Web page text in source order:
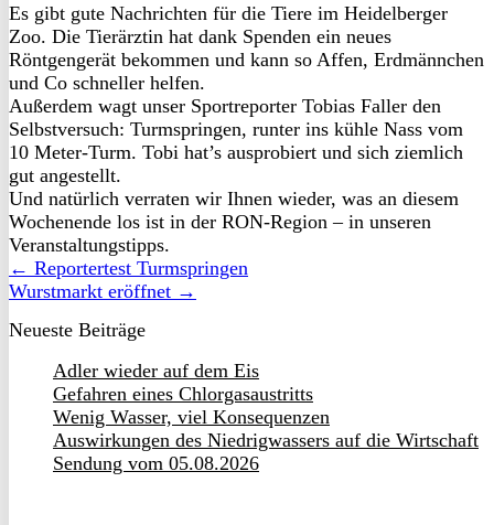
Es gibt gute Nachrichten für die Tiere im Heidelberger
Zoo. Die Tierärztin hat dank Spenden ein neues
Röntgengerät bekommen und kann so Affen, Erdmännchen
und Co schneller helfen.
Außerdem wagt unser Sportreporter Tobias Faller den
Selbstversuch: Turmspringen, runter ins kühle Nass vom
10 Meter-Turm. Tobi hat’s ausprobiert und sich ziemlich
gut angestellt.
Und natürlich verraten wir Ihnen wieder, was an diesem
Wochenende los ist in der RON-Region – in unseren
Veranstaltungstipps.
← Reportertest Turmspringen
Wurstmarkt eröffnet →
Neueste Beiträge
Adler wieder auf dem Eis
Gefahren eines Chlorgasaustritts
Wenig Wasser, viel Konsequenzen
Auswirkungen des Niedrigwassers auf die Wirtschaft
Sendung vom 05.08.2026